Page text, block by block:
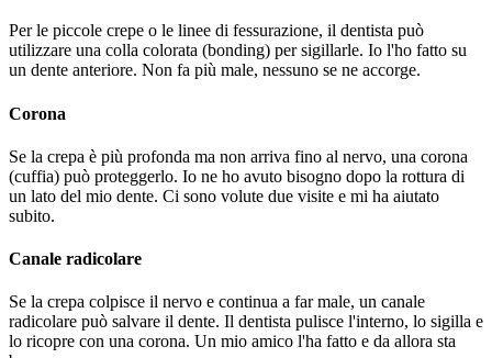
Per le piccole crepe o le linee di fessurazione, il dentista può
utilizzare una colla colorata (bonding) per sigillarle. Io l'ho fatto su
un dente anteriore. Non fa più male, nessuno se ne accorge.
Corona
Se la crepa è più profonda ma non arriva fino al nervo, una corona
(cuffia) può proteggerlo. Io ne ho avuto bisogno dopo la rottura di
un lato del mio dente. Ci sono volute due visite e mi ha aiutato
subito.
Canale radicolare
Se la crepa colpisce il nervo e continua a far male, un canale
radicolare può salvare il dente. Il dentista pulisce l'interno, lo sigilla e
lo ricopre con una corona. Un mio amico l'ha fatto e da allora sta